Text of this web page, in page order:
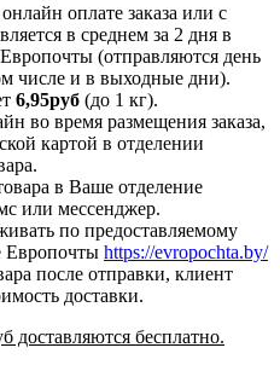
оплате заказа или с
в среднем за 2 дня в
(отправляются день
числе и в выходные дни).
6,95руб (до 1 кг).
во время размещения заказа,
картой в отделении
в Ваше отделение
или мессенджер.
по предоставляемому
Европочты https://evropochta.by/
после отправки, клиент
доставки.
доставляются бесплатно.